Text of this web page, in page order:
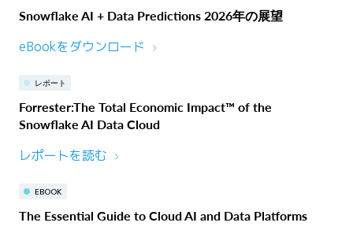
Snowflake AI + Data Predictions 2026年の展望
eBookをダウンロード
レポート
Forrester:The Total Economic Impact™ of the
Snowflake AI Data Cloud
レポートを読む
EBOOK
The Essential Guide to Cloud AI and Data Platforms